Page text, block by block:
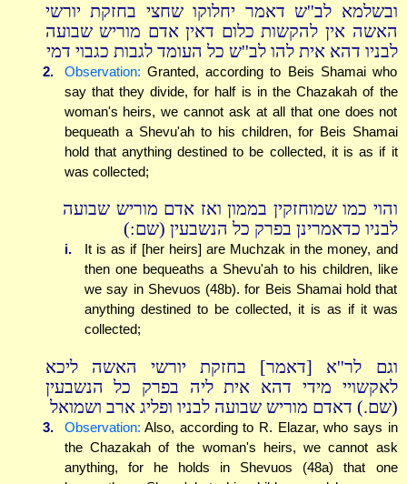
ובשלמא לב''ש דאמר יחלוקו שחצי בחזקת יורשי
האשה אין להקשות כלום דאין אדם מוריש שבועה
לבניו דהא אית להו לב''ש כל העומד לגבות כגבוי דמי
2. Observation: Granted, according to Beis Shamai who
say that they divide, for half is in the Chazakah of the
woman's heirs, we cannot ask at all that one does not
bequeath a Shevu'ah to his children, for Beis Shamai
hold that anything destined to be collected, it is as if it
was collected;
והוי כמו שמוחזקין בממון ואז אדם מוריש שבועה
לבניו כדאמרינן בפרק כל הנשבעין (שם:)
i.
It is as if [her heirs] are Muchzak in the money, and
then one bequeaths a Shevu'ah to his children, like
we say in Shevuos (48b). for Beis Shamai hold that
anything destined to be collected, it is as if it was
collected;
וגם לר''א [דאמר] בחזקת יורשי האשה ליכא
לאקשויי מידי דהא אית ליה בפרק כל הנשבעין
(שם.) דאדם מוריש שבועה לבניו ופליג ארב ושמואל
3. Observation: Also, according to R. Elazar, who says in
the Chazakah of the woman's heirs, we cannot ask
anything, for he holds in Shevuos (48a) that one